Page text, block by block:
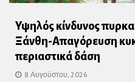
Υψηλός κίνδυνος
Ξάνθη-Απαγόρευση
περιαστικά δάση
8 Αυγούστου, 2026